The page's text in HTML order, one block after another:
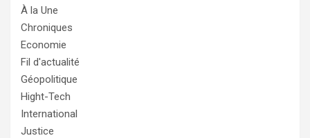
À la Une
Chroniques
Economie
Fil d'actualité
Géopolitique
Hight-Tech
International
Justice